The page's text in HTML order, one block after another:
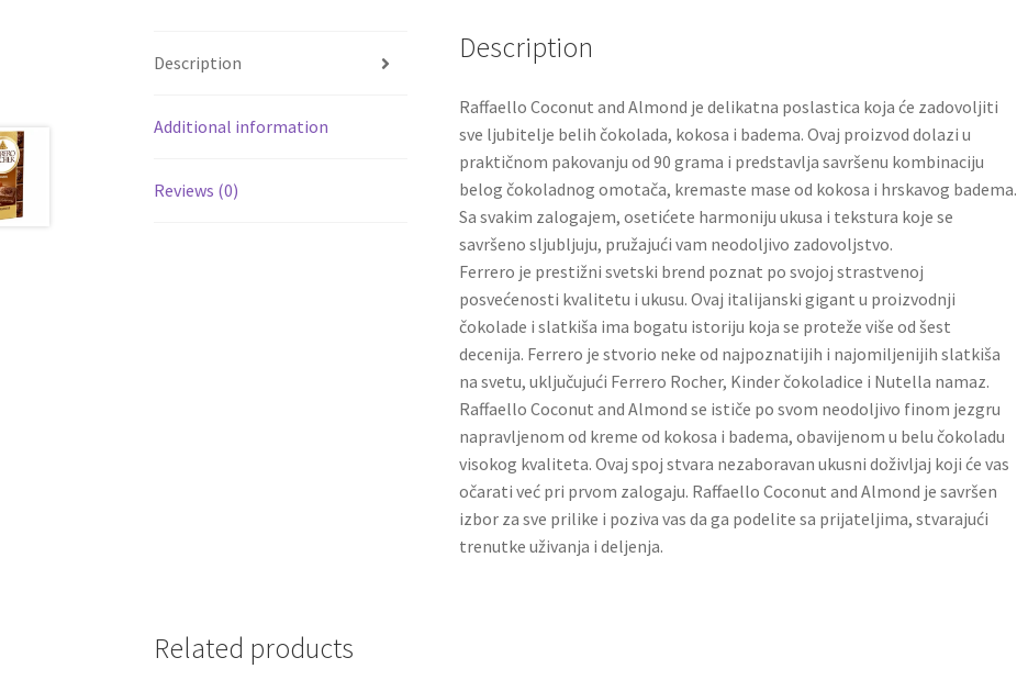
quantity
Description
Additional information
Reviews (0)
Description
Raffaello Coconut and Almond je delikatna poslastica koja će zadovoljiti
sve ljubitelje belih čokolada, kokosa i badema. Ovaj proizvod dolazi u
praktičnom pakovanju od 90 grama i predstavlja savršenu kombinaciju
belog čokoladnog omotača, kremaste mase od kokosa i hrskavog badema.
Sa svakim zalogajem, osetićete harmoniju ukusa i tekstura koje se
savršeno sljubljuju, pružajući vam neodoljivo zadovoljstvo.
Ferrero je prestižni svetski brend poznat po svojoj strastvenoj
posvećenosti kvalitetu i ukusu. Ovaj italijanski gigant u proizvodnji
čokolade i slatkiša ima bogatu istoriju koja se proteže više od šest
decenija. Ferrero je stvorio neke od najpoznatijih i najomiljenijih slatkiša
na svetu, uključujući Ferrero Rocher, Kinder čokoladice i Nutella namaz.
Raffaello Coconut and Almond se ističe po svom neodoljivo finom jezgru
napravljenom od kreme od kokosa i badema, obavijenom u belu čokoladu
visokog kvaliteta. Ovaj spoj stvara nezaboravan ukusni doživljaj koji će vas
očarati već pri prvom zalogaju. Raffaello Coconut and Almond je savršen
izbor za sve prilike i poziva vas da ga podelite sa prijateljima, stvarajući
trenutke uživanja i deljenja.
Related products